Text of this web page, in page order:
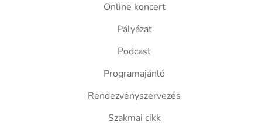
Online koncert
Pályázat
Podcast
Programajánló
Rendezvényszervezés
Szakmai cikk